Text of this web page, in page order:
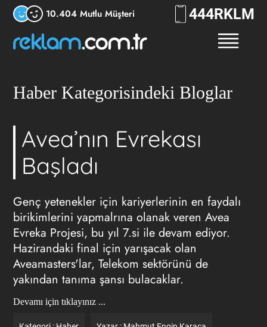
10.404 Mutlu Müşteri 444RKLM
Haber Kategorisindeki Bloglar
Avea’nın Evrekası
Başladı
Genç yetenekler için kariyerlerinin en faydalı
birikimlerini yapmalrına olanak veren Avea
Evreka Projesi, bu yıl 7.si ile devam ediyor.
Hazirandaki final için yarışacak olan
Aveamasters'lar, Telekom sektörünü de
yakından tanıma şansı bulacaklar.
Devamı için tıklayınız ...